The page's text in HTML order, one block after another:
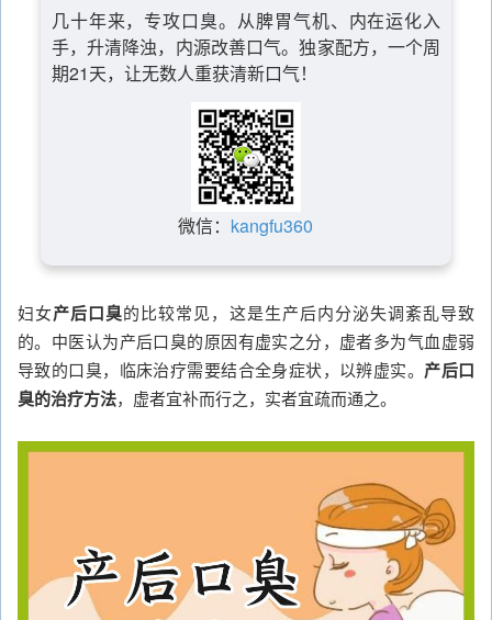
几十年来，专攻口臭。从脾胃气机、内在运化入
手，升清降浊，内源改善口气。独家配方，一个周
期21天，让无数人重获清新口气！
微信： kangfu360
妇女产后口臭的比较常见，这是生产后内分泌失调紊乱导致
的。中医认为产后口臭的原因有虚实之分，虚者多为气血虚弱
导致的口臭，临床治疗需要结合全身症状，以辨虚实。 产后口
臭的治疗方法，虚者宜补而行之，实者宜疏而通之。